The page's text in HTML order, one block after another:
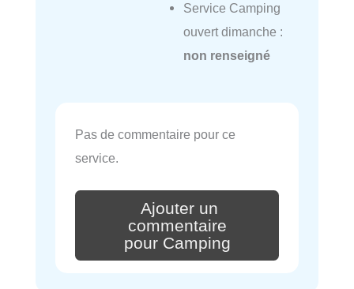
Service Camping
ouvert dimanche :
non renseigné
Pas de commentaire pour ce
service.
Ajouter un
commentaire
pour Camping